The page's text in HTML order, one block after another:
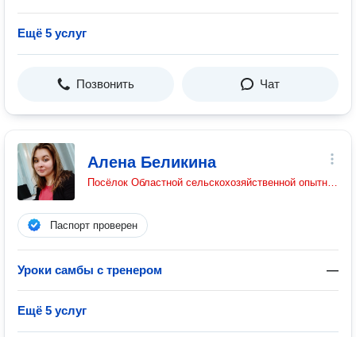
Ещё 5 услуг
Позвонить Чат
Алена Беликина
Посёлок Областной сельскохозяйственной опытной станции
Паспорт проверен
Уроки самбы с тренером —
Ещё 5 услуг